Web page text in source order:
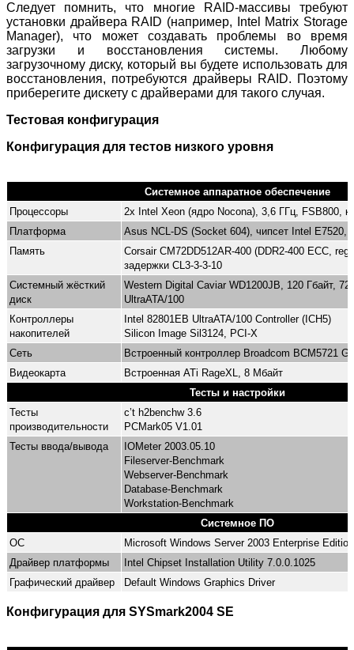
Следует помнить, что многие RAID-массивы требуют
установки драйвера RAID (например, Intel Matrix Storage
Manager), что может создавать проблемы во время
загрузки и восстановления системы. Любому
загрузочному диску, который вы будете использовать для
восстановления, потребуются драйверы RAID. Поэтому
приберегите дискету с драйверами для такого случая.
Тестовая конфигурация
Конфигурация для тестов низкого уровня
Системное аппаратное обеспечение
Процессоры
2x Intel Xeon (ядро Nocona), 3,6 ГГц, FSB800,
Платформа
Asus NCL-DS (Socket 604), чипсет Intel E7520,
Память
Corsair CM72DD512AR-400 (DDR2-400 ECC,
задержки CL3-3-3-10
Системный жёсткий
диск
Western Digital Caviar WD1200JB, 120 Гбайт,
UltraATA/100
Контроллеры
накопителей
Intel 82801EB UltraATA/100 Controller (ICH5)
Silicon Image Sil3124, PCI-X
Сеть
Встроенный контроллер Broadcom BCM5721
Видеокарта
Встроенная ATi RageXL, 8 Мбайт
Тесты и настройки
Тесты
производительности
c’t h2benchw 3.6
PCMark05 V1.01
Тесты ввода/вывода
IOMeter 2003.05.10
Fileserver-Benchmark
Webserver-Benchmark
Database-Benchmark
Workstation-Benchmark
Системное ПО
ОС
Microsoft Windows Server 2003 Enterprise
Драйвер платформы
Intel Chipset Installation Utility 7.0.0.1025
Графический драйвер
Default Windows Graphics Driver
Конфигурация для SYSmark2004 SE